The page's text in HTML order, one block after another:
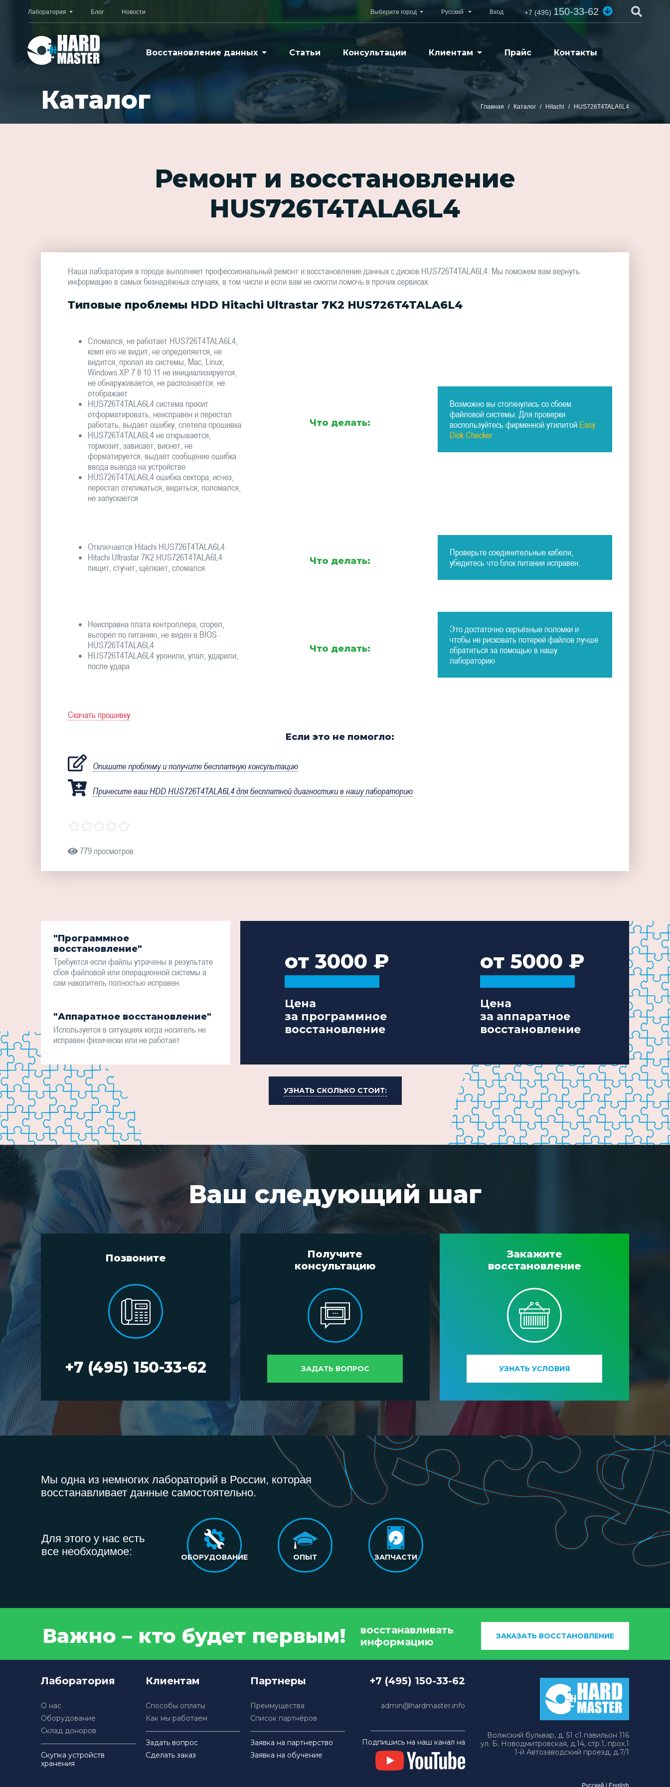
Восстановление данных Статьи Консультации Клиентам Прайс Контакты
Лаборатория Блог Новости Выберите город Русский Вход +7 (495)150-33-62
Каталог Главная Каталог Hitachi HUS726T4TALA6L4
Ремонт и восстановление
HUS726T4TALA6L4
Наша лаборатория в городе выполняет профессиональный ремонт и восстановление данных с дисков HUS726T4TALA6L4. Мы поможем вам вернуть
информацию в самых безнадёжных случаях, в том числе и если вам не смогли помочь в прочих сервисах.
Типовые проблемы HDD Hitachi Ultrastar 7K2 HUS726T4TALA6L4
Сломался, не работает HUS726T4TALA6L4,
комп его не видит, не определяется, не
видится, пропал из системы, Mac, Linux,
Windows XP 7 8 10 11 не инициализируется,
не обнаруживается, не распознаётся, не
отображает
HUS726T4TALA6L4 система просит
отформатировать, неисправен и перестал
работать, выдает ошибку, слетела прошивка
HUS726T4TALA6L4 не открывается,
тормозит, зависает, виснет, не
форматируется, выдаёт сообщение ошибка
ввода вывода на устройстве
HUS726T4TALA6L4 ошибка сектора, исчез,
перестал откликаться, видеться, поломался,
не запускается
Что делать:
Возможно вы столкнулись со сбоем
файловой системы. Для проверки
воспользуйтесь фирменной утилитой Easy
Disk Checker
Отключается Hitachi HUS726T4TALA6L4
Hitachi Ultrastar 7K2 HUS726T4TALA6L4
пищит, стучит, щёлкает, сломался
Что делать:
Проверьте соединительные кабели,
убедитесь что блок питания исправен.
Неисправна плата контроллера, сгорел,
выгорел по питанию, не виден в BIOS
HUS726T4TALA6L4
HUS726T4TALA6L4 уронили, упал, ударили,
после удара
Что делать:
Это достаточно серъёзные поломки и
чтобы не рисковать потерей файлов лучше
обратиться за помощью в нашу
лабораторию
Скачать прошивку
Если это не помогло:
Опишите проблему и получите бесплатную консультацию
Принесите ваш HDD HUS726T4TALA6L4 для бесплатной диагностики в нашу лабораторию
779 просмотров
"Программное
восстановление"
Требуется если файлы утрачены в результате
сбоя файловой или операционной системы а
сам накопитель полностью исправен.
"Аппаратное восстановление"
Используется в ситуациях когда носитель не
исправен физически или не работает.
от 3000
Цена
за программное
восстановление
от 5000
Цена
за аппаратное
восстановление
УЗНАТЬ СКОЛЬКО СТОИТ:
Ваш следующий шаг
Позвоните
+7 (495) 150-33-62
Получите
консультацию
ЗАДАТЬ ВОПРОС
Закажите
восстановление
УЗНАТЬ УСЛОВИЯ
Мы одна из немногих лабораторий в России, которая
восстанавливает данные самостоятельно.
Для этого у нас есть
все необходимое:
ОБОРУДОВАНИЕ ОПЫТ ЗАПЧАСТИ
Важно – кто будет первым!
восстанавливать
информацию
ЗАКАЗАТЬ ВОССТАНОВЛЕНИЕ
Лаборатория
О нас
Оборудование
Склад доноров
Скупка устройств
хранения
Клиентам
Способы оплаты
Как мы работаем
Задать вопрос
Сделать заказ
Партнеры
Преимущества
Список партнёров
Заявка на партнерство
Заявка на обучение
+7 (495) 150-33-62
admin@hardmaster.info
Подпишись на наш канал на
Волжский бульвар, д. 51 с1 павильон 116
ул. Б. Новодмитровская, д.14, стр.1, прох.1
1-й Автозаводский проезд, д.7/1
Русский English